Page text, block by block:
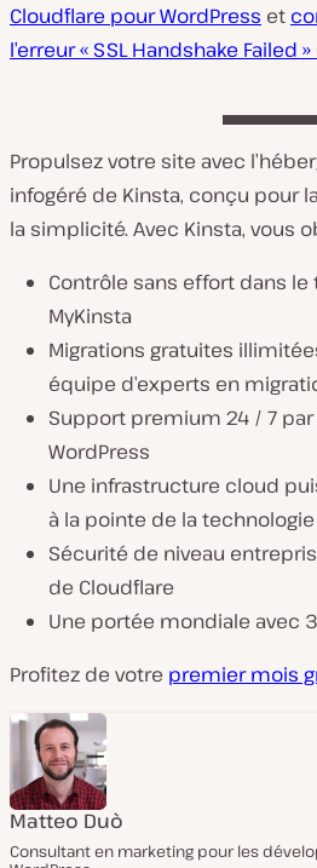
Cloudflare pour WordPress et
l’erreur « SSL Handshake Failed
Propulsez votre site avec
infogéré de Kinsta, conçu pour
la simplicité. Avec Kinsta, vous
Contrôle sans effort dans
MyKinsta
Migrations gratuites
équipe d’experts en
Support premium 24 / 7
WordPress
Une infrastructure cloud
à la pointe de la technologie
Sécurité de niveau
de Cloudflare
Une portée mondiale avec
Profitez de votre premier mois
Matteo Duò
Consultant en marketing pour les